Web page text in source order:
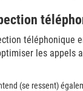
téléphonique
les appels
(se ressent)